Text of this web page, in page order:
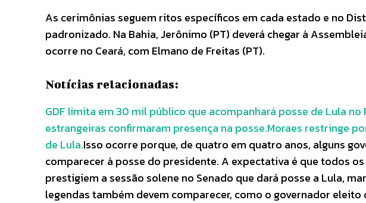
As cerimônias seguem ritos específicos em cada estado e no
padronizado. Na Bahia, Jerônimo (PT) deverá chegar à
ocorre no Ceará, com Elmano de Freitas (PT).
Notícias relacionadas:
GDF limita em 30 mil público que acompanhará posse de Lula no
estrangeiras confirmaram presença na posse.Moraes restringe
de Lula.Isso ocorre porque, de quatro em quatro anos, alguns
comparecer à posse do presidente. A expectativa é que todos
prestigiem a sessão solene no Senado que dará posse a Lula,
legendas também devem comparecer, como o governador eleito